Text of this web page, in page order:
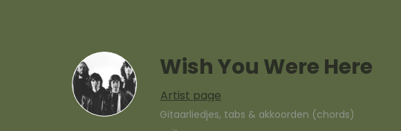
Wish You Were Here
Artist page
Gitaarliedjes, tabs & akkoorden (chords)